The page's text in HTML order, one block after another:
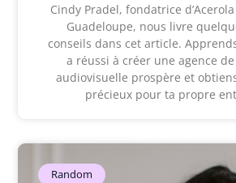
Cindy Pradel, fondatrice
Guadeloupe, nous livre
conseils dans cet article.
a réussi à créer une agence
audiovisuelle prospère et
précieux pour ta propre
Random